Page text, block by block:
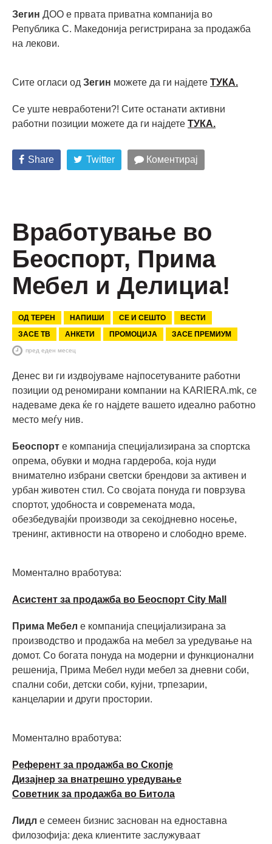
Зегин ДОО е првата приватна компанија во
Република С. Македонија регистрирана за продажба
на лекови.
Сите огласи од Зегин можете да ги најдете ТУКА.
Се уште невработени?! Сите останати активни
работни позиции можете да ги најдете ТУКА.
Share Twitter Коментирај
Вработување во
Беоспорт, Прима
Мебел и Делициа!
ОД ТЕРЕН НАПИШИ СЕ И СЕШТО
ВЕСТИ
ЗАСЕ ТВ
АНКЕТИ ПРОМОЦИЈА ЗАСЕ ПРЕМИУМ
пред еден месец
Денес ви ги издвојуваме најпосетуваните работни
позиции од реномирани компании на KARIERA.mk, се
надеваме дека ќе го најдете вашето идеално работно
место меѓу нив.
Беоспорт е компанија специјализирана за спортска
опрема, обувки и модна гардероба, која нуди
внимателно избрани светски брендови за активен и
урбан животен стил. Со својата понуда ги поврзува
спортот, удобноста и современата мода,
обезбедувајќи производи за секојдневно носење,
тренинг, активности на отворено и слободно време.
Моментално вработува:
Асистент за продажба во Беоспорт City Mall
Прима Мебел е компанија специјализирана за
производство и продажба на мебел за уредување на
домот. Со богата понуда на модерни и функционални
решенија, Прима Мебел нуди мебел за дневни соби,
спални соби, детски соби, кујни, трпезарии,
канцеларии и други простории.
Моментално вработува:
Референт за продажба во Скопје
Дизајнер за внатрешно уредување
Советник за продажба во Битола
Лидл е семеен бизнис заснован на едноставна
филозофија: дека клиентите заслужуваат